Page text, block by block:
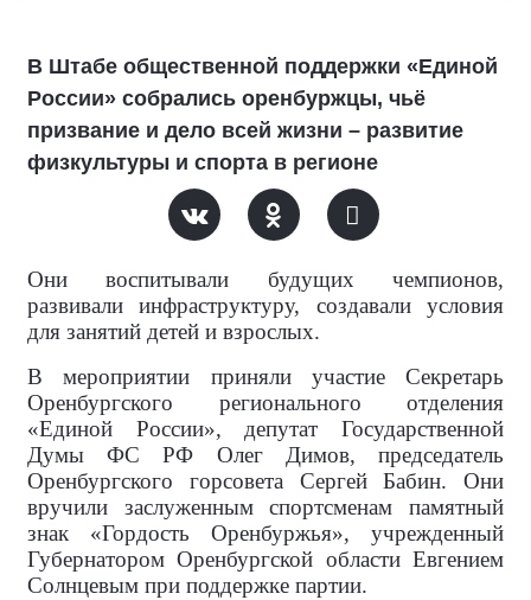
В Штабе общественной поддержки «Единой
России» собрались оренбуржцы, чьё
призвание и дело всей жизни – развитие
физкультуры и спорта в регионе
Они воспитывали будущих чемпионов,
развивали инфраструктуру, создавали условия
для занятий детей и взрослых.
В мероприятии приняли участие Секретарь
Оренбургского регионального отделения
«Единой России», депутат Государственной
Думы ФС РФ Олег Димов, председатель
Оренбургского горсовета Сергей Бабин. Они
вручили заслуженным спортсменам памятный
знак «Гордость Оренбуржья», учрежденный
Губернатором Оренбургской области Евгением
Солнцевым при поддержке партии.